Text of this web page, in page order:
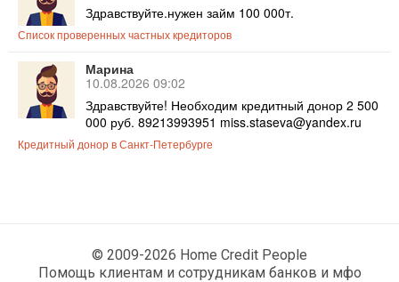
Здравствуйте.нужен займ 100 000т.
Список проверенных частных кредиторов
Марина
10.08.2026 09:02
Здравствуйте! Необходим кредитный донор 2 500
000 руб. 89213993951 miss.staseva@yandex.ru
Кредитный донор в Санкт-Петербурге
© 2009-2026 Home Credit People
Помощь клиентам и сотрудникам банков и мфо